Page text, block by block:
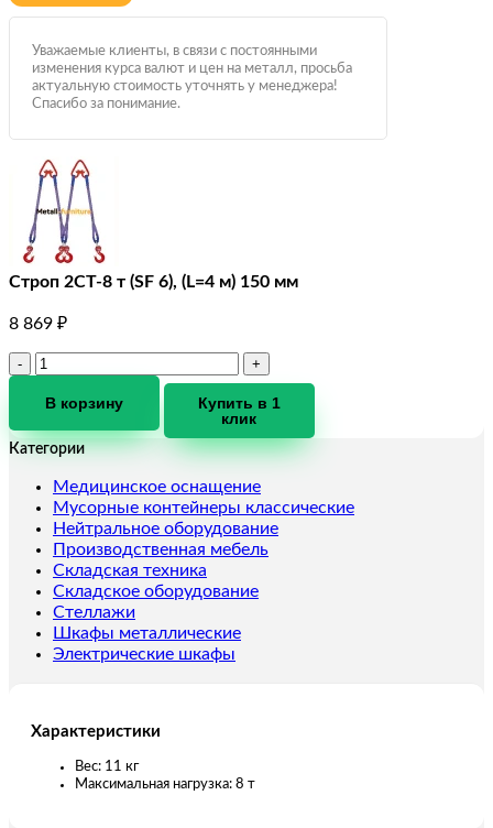
Уважаемые клиенты, в связи с постоянными
изменения курса валют и цен на металл, просьба
актуальную стоимость уточнять у менеджера!
Спасибо за понимание.
Строп 2СТ-8 т (SF 6), (L=4 м) 150 мм
8 869 ₽
Количество
Строп
т
6),
(L=4
м)
150
мм
В корзину
Купить в 1
клик
Категории
Медицинское оснащение
Мусорные контейнеры классические
Нейтральное оборудование
Производственная мебель
Складская техника
Складское оборудование
Стеллажи
Шкафы металлические
Электрические шкафы
Характеристики
Вес: 11 кг
Максимальная нагрузка: 8 т